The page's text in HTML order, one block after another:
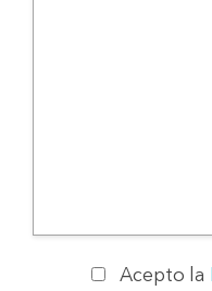
Acepto la